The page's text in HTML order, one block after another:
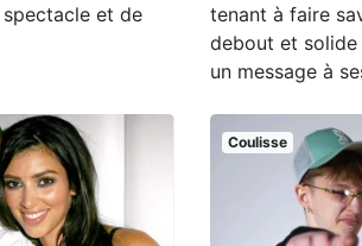
et de
tenant à faire
debout et solide
un message à
Coulisse